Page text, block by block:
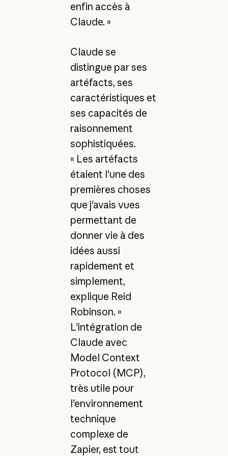
enfin accès à
Claude. »
Claude se
distingue par ses
artéfacts, ses
caractéristiques et
ses capacités de
raisonnement
sophistiquées.
« Les artéfacts
étaient l'une des
premières choses
que j'avais vues
permettant de
donner vie à des
idées aussi
rapidement et
simplement,
explique Reid
Robinson. »
L'intégration de
Claude avec
Model Context
Protocol (MCP),
très utile pour
l'environnement
technique
complexe de
Zapier, est tout